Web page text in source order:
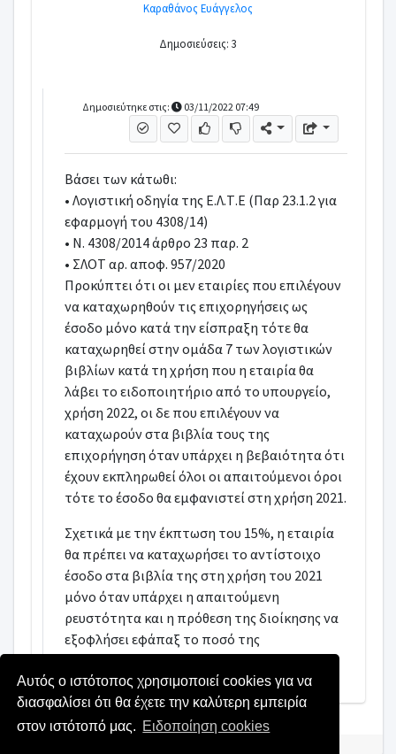
Αυτός ο ιστότοπος χρησιμοποιεί cookies για να
διασφαλίσει ότι θα έχετε την καλύτερη εμπειρία
στον ιστότοπό μας. Ειδοποίηση cookies
Καραθάνος Ευάγγελος
Δημοσιεύσεις: 3
Δημοσιεύτηκε στις: 03/11/2022 07:49
Βάσει των κάτωθι:
• Λογιστική οδηγία της Ε.Λ.Τ.Ε (Παρ 23.1.2 για
εφαρμογή του 4308/14)
• Ν. 4308/2014 άρθρο 23 παρ. 2
• ΣΛΟΤ αρ. αποφ. 957/2020
Προκύπτει ότι οι μεν εταιρίες που επιλέγουν
να καταχωρηθούν τις επιχορηγήσεις ως
έσοδο μόνο κατά την είσπραξη τότε θα
καταχωρηθεί στην ομάδα 7 των λογιστικών
βιβλίων κατά τη χρήση που η εταιρία θα
λάβει το ειδοποιητήριο από το υπουργείο,
χρήση 2022, οι δε που επιλέγουν να
καταχωρούν στα βιβλία τους της
επιχορήγηση όταν υπάρχει η βεβαιότητα ότι
έχουν εκπληρωθεί όλοι οι απαιτούμενοι όροι
τότε το έσοδο θα εμφανιστεί στη χρήση 2021.
Σχετικά με την έκπτωση του 15%, η εταιρία
θα πρέπει να καταχωρήσει το αντίστοιχο
έσοδο στα βιβλία της στη χρήση του 2021
μόνο όταν υπάρχει η απαιτούμενη
ρευστότητα και η πρόθεση της διοίκησης να
εξοφλήσει εφάπαξ το ποσό της